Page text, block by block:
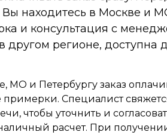
находитесь в Москве и
и консультация с
другом регионе,
МО и Петербургу заказ
Специалист
чтобы уточнить и
расчет. При